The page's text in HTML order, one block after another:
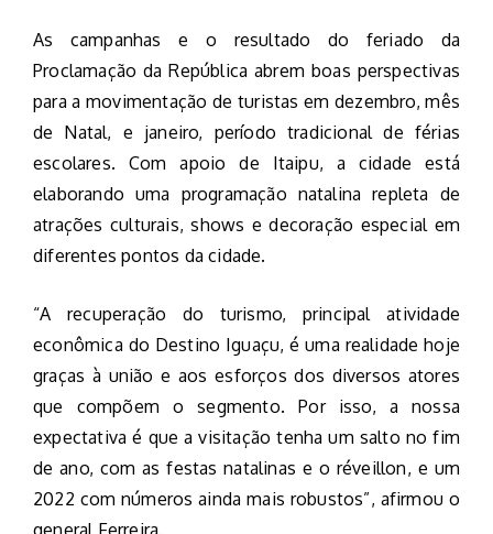
As campanhas e o resultado do feriado da
Proclamação da República abrem boas perspectivas
para a movimentação de turistas em dezembro, mês
de Natal, e janeiro, período tradicional de férias
escolares. Com apoio de Itaipu, a cidade está
elaborando uma programação natalina repleta de
atrações culturais, shows e decoração especial em
diferentes pontos da cidade.
“A recuperação do turismo, principal atividade
econômica do Destino Iguaçu, é uma realidade hoje
graças à união e aos esforços dos diversos atores
que compõem o segmento. Por isso, a nossa
expectativa é que a visitação tenha um salto no fim
de ano, com as festas natalinas e o réveillon, e um
2022 com números ainda mais robustos”, afirmou o